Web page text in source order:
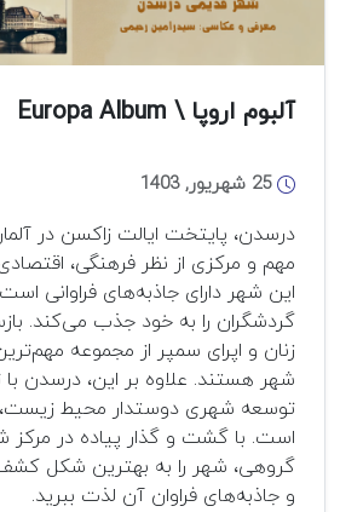
آلبوم اروپا \ Europa Album
25 شهریور, 1403
درسدن، پایتخت ایالت زاکسن در
مهم و مرکزی از نظر فرهنگی،
این شهر دارای جاذبه‌های فراوانی
گردشگران را به خود جذب می‌کند.
زنان و اپرای سمپر از مجموعه
شهر هستند. علاوه بر این، درسدن با
توسعه شهری دوستدار محیط زیست،
است. با گشت و گذار پیاده در مرکز
گروهی، شهر را به بهترین شکل کشف
و جاذبه‌های فراوان آن لذت ببرید.